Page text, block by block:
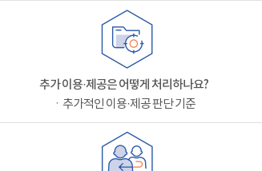
추가 이용·제공은 어떻게 처리하나요?
ㆍ추가적인 이용·제공 판단 기준